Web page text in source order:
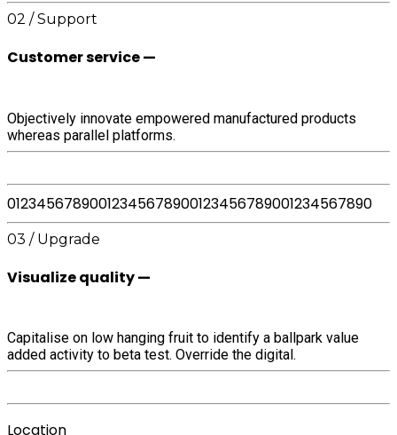
02 / Support
Customer service —
Objectively innovate empowered manufactured products
whereas parallel platforms.
01234567890012345678900123456789001234567890
03 / Upgrade
Visualize quality —
Capitalise on low hanging fruit to identify a ballpark value
added activity to beta test. Override the digital.
Location